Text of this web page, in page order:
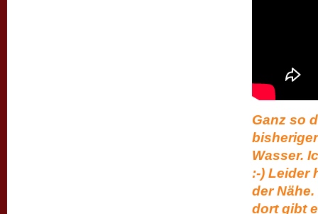
Ganz so
Wasser.
:-) Leider
der
dort gibt